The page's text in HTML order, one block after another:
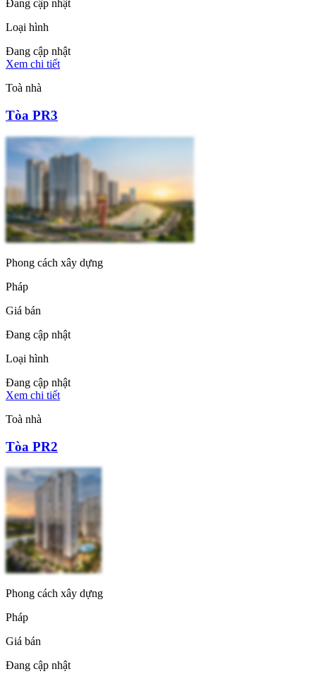
Đang cập nhật
Loại hình
Đang cập nhật
Xem chi tiết
Toà nhà
Tòa PR3
Phong cách xây dựng
Pháp
Giá bán
Đang cập nhật
Loại hình
Đang cập nhật
Xem chi tiết
Toà nhà
Tòa PR2
Phong cách xây dựng
Pháp
Giá bán
Đang cập nhật